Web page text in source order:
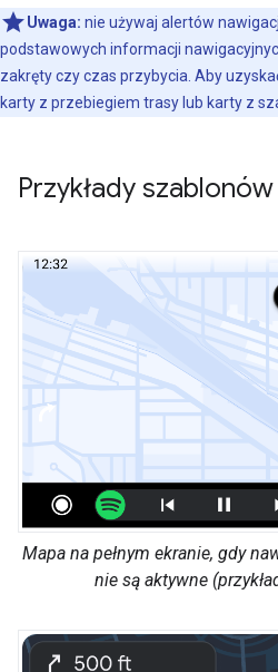
Uwaga: nie używaj alertów
podstawowych informacji
zakręty czy czas przybycia. Aby
karty z przebiegiem trasy lub karty z
Przykłady
Mapa na pełnym ekranie, gdy
nie są aktywne